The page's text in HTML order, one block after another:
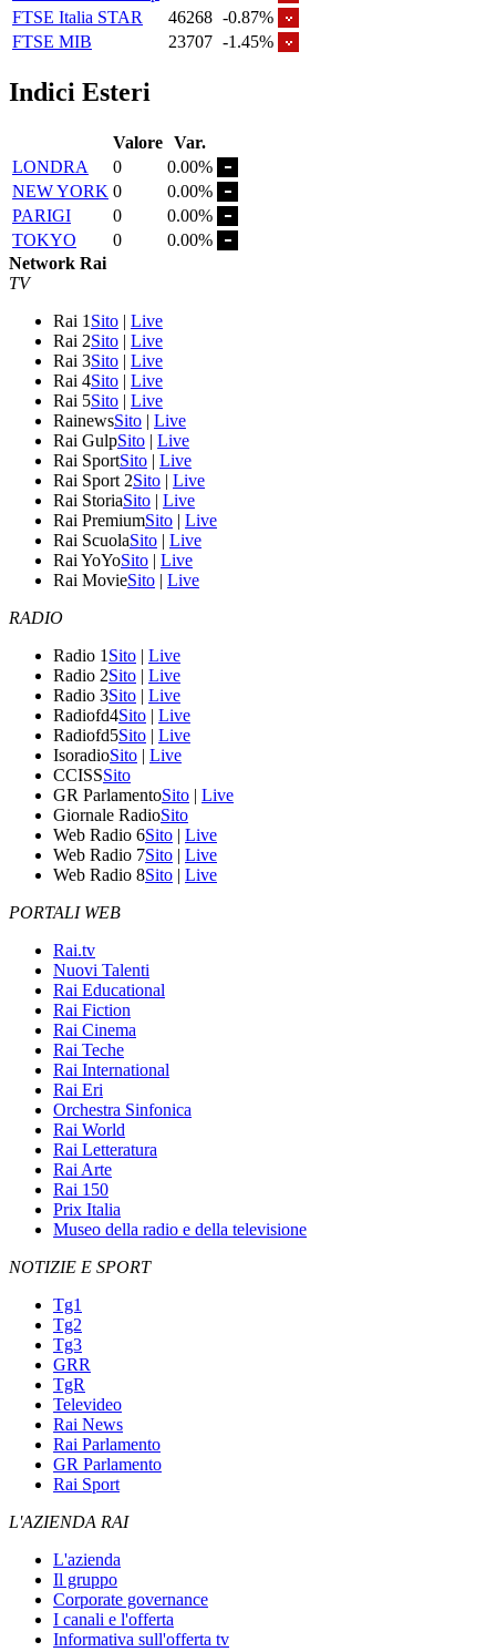
FTSE Italia STAR
46268 -0.87%
FTSE MIB
23707 -1.45%
Indici Esteri
Valore Var.
LONDRA
0
0.00%
NEW YORK 0
0.00%
PARIGI
0
0.00%
TOKYO
0
0.00%
Network Rai
TV
Rai 1 Sito | Live
Rai 2Sito | Live
Rai 3Sito | Live
Rai 4Sito | Live
Rai 5Sito | Live
RainewsSito | Live
Rai GulpSito | Live
Rai SportSito | Live
Rai Sport 2Sito | Live
Rai StoriaSito | Live
Rai PremiumSito | Live
Rai ScuolaSito | Live
Rai YoYoSito | Live
Rai MovieSito | Live
RADIO
Radio 1 Sito | Live
Radio 2Sito | Live
Radio 3Sito | Live
Radiofd4Sito | Live
Radiofd5Sito | Live
IsoradioSito | Live
CCISSSito
GR ParlamentoSito | Live
Giornale RadioSito
Web Radio 6Sito | Live
Web Radio 7Sito | Live
Web Radio 8Sito | Live
PORTALI WEB
Rai.tv
Nuovi Talenti
Rai Educational
Rai Fiction
Rai Cinema
Rai Teche
Rai International
Rai Eri
Orchestra Sinfonica
Rai World
Rai Letteratura
Rai Arte
Rai 150
Prix Italia
Museo della radio e della televisione
NOTIZIE E SPORT
Tg1
Tg2
Tg3
GRR
TgR
Televideo
Rai News
Rai Parlamento
GR Parlamento
Rai Sport
L'AZIENDA RAI
L'azienda
Il gruppo
Corporate governance
I canali e l'offerta
Informativa sull'offerta tv